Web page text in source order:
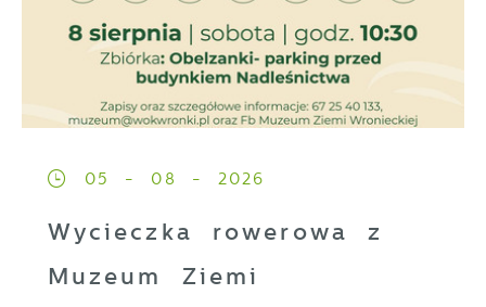
05 - 08 - 2026
Wycieczka rowerowa z
Muzeum Ziemi